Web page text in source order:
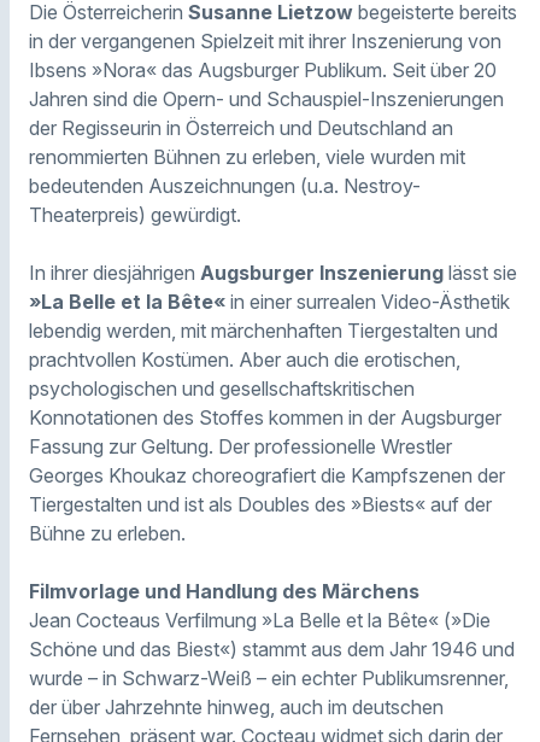
Die Österreicherin Susanne Lietzow begeisterte bereits
in der vergangenen Spielzeit mit ihrer Inszenierung von
Ibsens »Nora« das Augsburger Publikum. Seit über 20
Jahren sind die Opern- und Schauspiel-Inszenierungen
der Regisseurin in Österreich und Deutschland an
renommierten Bühnen zu erleben, viele wurden mit
bedeutenden Auszeichnungen (u.a. Nestroy-
Theaterpreis) gewürdigt.
In ihrer diesjährigen Augsburger Inszenierung lässt sie
»La Belle et la Bête« in einer surrealen Video-Ästhetik
lebendig werden, mit märchenhaften Tiergestalten und
prachtvollen Kostümen. Aber auch die erotischen,
psychologischen und gesellschaftskritischen
Konnotationen des Stoffes kommen in der Augsburger
Fassung zur Geltung. Der professionelle Wrestler
Georges Khoukaz choreografiert die Kampfszenen der
Tiergestalten und ist als Doubles des »Biests« auf der
Bühne zu erleben.
Filmvorlage und Handlung des Märchens
Jean Cocteaus Verfilmung »La Belle et la Bête« (»Die
Schöne und das Biest«) stammt aus dem Jahr 1946 und
wurde – in Schwarz-Weiß – ein echter Publikumsrenner,
der über Jahrzehnte hinweg, auch im deutschen
Fernsehen, präsent war. Cocteau widmet sich darin der